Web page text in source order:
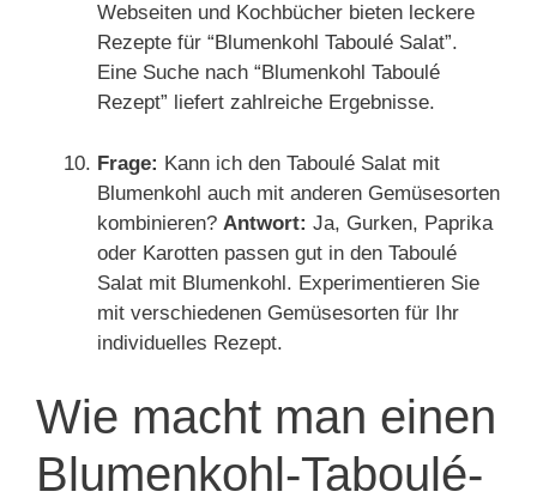
Webseiten und Kochbücher bieten leckere
Rezepte für “Blumenkohl Taboulé Salat”.
Eine Suche nach “Blumenkohl Taboulé
Rezept” liefert zahlreiche Ergebnisse.
Frage: Kann ich den Taboulé Salat mit
Blumenkohl auch mit anderen Gemüsesorten
kombinieren? Antwort: Ja, Gurken, Paprika
oder Karotten passen gut in den Taboulé
Salat mit Blumenkohl. Experimentieren Sie
mit verschiedenen Gemüsesorten für Ihr
individuelles Rezept.
Wie macht man einen
Blumenkohl-Taboulé-